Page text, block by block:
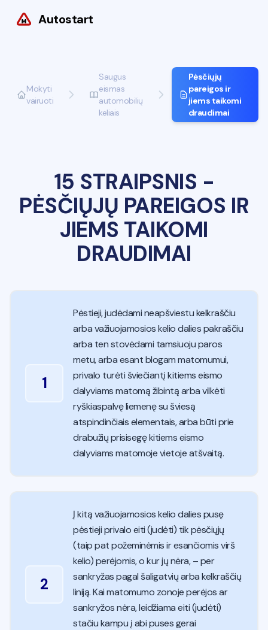
Autostart
Mokyti
vairuoti
Saugus
eismas
automobilių
keliais
Pėsčiųjų
pareigos ir
jiems taikomi
draudimai
15 STRAIPSNIS -
PĖSČIŲJŲ PAREIGOS IR
JIEMS TAIKOMI
DRAUDIMAI
1
Pėstieji, judėdami neapšviestu kelkraščiu
arba važiuojamosios kelio dalies pakraščiu
arba ten stovėdami tamsiuoju paros
metu, arba esant blogam matomumui,
privalo turėti šviečiantį kitiems eismo
dalyviams matomą žibintą arba vilkėti
ryškiaspalvę liemenę su šviesą
atspindinčiais elementais, arba būti prie
drabužių prisisegę kitiems eismo
dalyviams matomoje vietoje atšvaitą.
2
Į kitą važiuojamosios kelio dalies pusę
pėstieji privalo eiti (judėti) tik pėsčiųjų
(taip pat požeminėmis ir esančiomis virš
kelio) perėjomis, o kur jų nėra, – per
sankryžas pagal šaligatvių arba kelkraščių
liniją. Kai matomumo zonoje perėjos ar
sankryžos nėra, leidžiama eiti (judėti)
stačiu kampu į abi puses gerai